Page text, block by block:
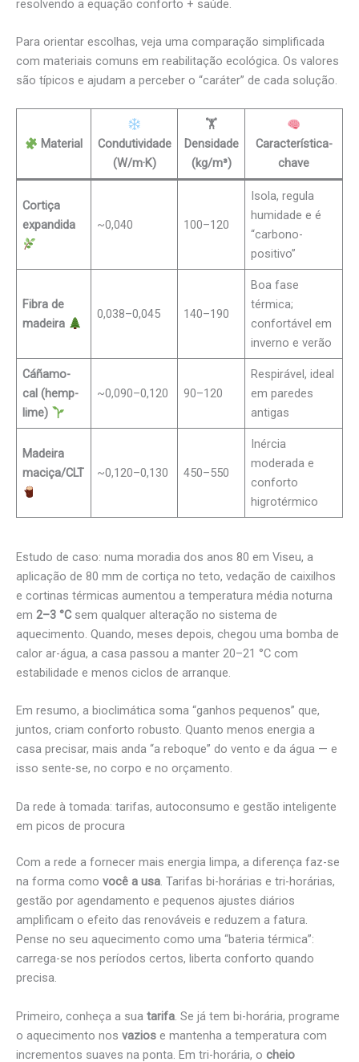
resolvendo a equação conforto + saúde.
Para orientar escolhas, veja uma comparação simplificada
com materiais comuns em reabilitação ecológica. Os valores
são típicos e ajudam a perceber o “caráter” de cada solução.
Material
Condutividade
(W/m·K)
🏋️
Densidade
(kg/m³)
Característica-
chave
Cortiça
expandida
~0,040 100–120
Isola, regula
humidade e é
“carbono-
positivo”
Fibra de
madeira
0,038–0,045 140–190
Boa fase
térmica;
confortável em
inverno e verão
Cáñamo-
cal (hemp-
lime)
~0,090–0,120 90–120
Respirável, ideal
em paredes
antigas
Madeira
maciça/CLT
~0,120–0,130 450–550
Inércia
moderada e
conforto
higrotérmico
Estudo de caso: numa moradia dos anos 80 em Viseu, a
aplicação de 80 mm de cortiça no teto, vedação de caixilhos
e cortinas térmicas aumentou a temperatura média noturna
em 2–3 °C sem qualquer alteração no sistema de
aquecimento. Quando, meses depois, chegou uma bomba de
calor ar-água, a casa passou a manter 20–21 °C com
estabilidade e menos ciclos de arranque.
Em resumo, a bioclimática soma “ganhos pequenos” que,
juntos, criam conforto robusto. Quanto menos energia a
casa precisar, mais anda “a reboque” do vento e da água — e
isso sente-se, no corpo e no orçamento.
Da rede à tomada: tarifas, autoconsumo e gestão inteligente
em picos de procura
Com a rede a fornecer mais energia limpa, a diferença faz-se
na forma como você a usa. Tarifas bi-horárias e tri-horárias,
gestão por agendamento e pequenos ajustes diários
amplificam o efeito das renováveis e reduzem a fatura.
Pense no seu aquecimento como uma “bateria térmica”:
carrega-se nos períodos certos, liberta conforto quando
precisa.
Primeiro, conheça a sua tarifa. Se já tem bi-horária, programe
o aquecimento nos vazios e mantenha a temperatura com
incrementos suaves na ponta. Em tri-horária, o cheio